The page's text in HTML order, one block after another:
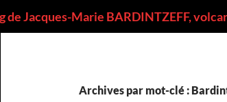
de Jacques-Marie BARDINTZEFF,
Archives par mot-clé :